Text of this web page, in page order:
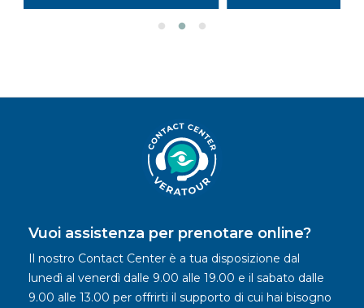
Vuoi assistenza per prenotare online?
Il nostro Contact Center è a tua disposizione dal
lunedì al venerdì dalle 9.00 alle 19.00 e il sabato dalle
9.00 alle 13.00 per offrirti il supporto di cui hai bisogno